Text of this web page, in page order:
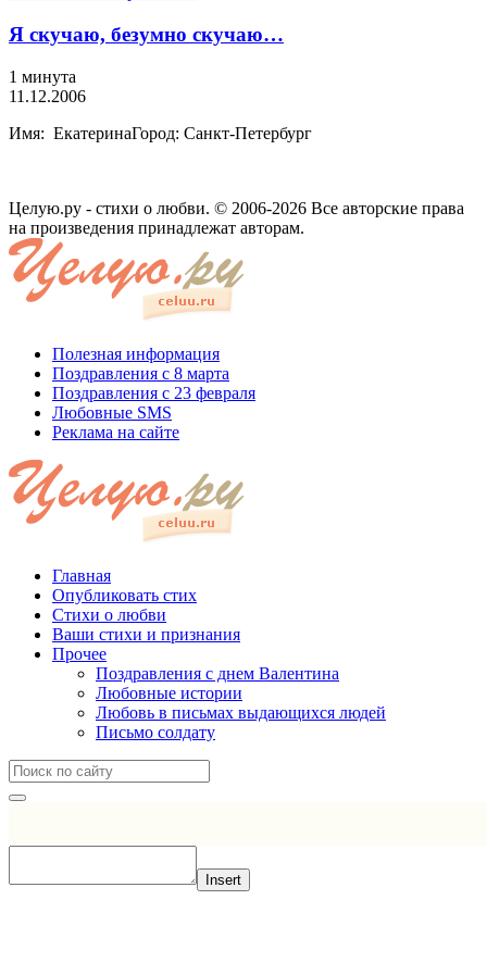
Я скучаю, безумно скучаю…
1 минута
11.12.2006
Имя: ЕкатеринаГород: Санкт-Петербург
Целую.ру - стихи о любви. © 2006-2026 Все авторские права
на произведения принадлежат авторам.
Полезная информация
Поздравления с 8 марта
Поздравления с 23 февраля
Любовные SMS
Реклама на сайте
Главная
Опубликовать стих
Стихи о любви
Ваши стихи и признания
Прочее
Поздравления с днем Валентина
Любовные истории
Любовь в письмах выдающихся людей
Письмо солдату
Insert